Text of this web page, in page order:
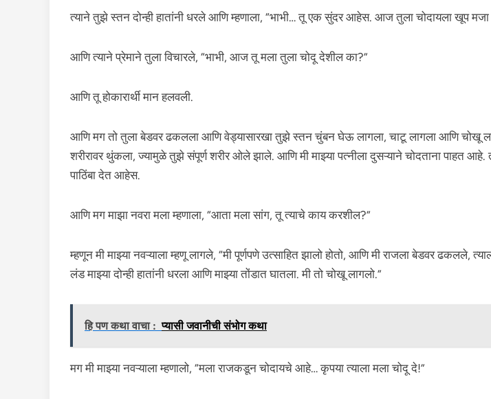
त्याने तुझे स्तन दोन्ही हातांनी धरले आणि म्हणाला, “भाभी… तू एक सुंदर आहेस. आज तुला चोदायला खूप
आणि त्याने प्रेमाने तुला विचारले, “भाभी, आज तू मला तुला चोदू देशील का?”
आणि तू होकारार्थी मान हलवली.
आणि मग तो तुला बेडवर ढकलला आणि वेड्यासारखा तुझे स्तन चुंबन घेऊ लागला, चाटू लागला आणि चोखू
शरीरावर थुंकला, ज्यामुळे तुझे संपूर्ण शरीर ओले झाले. आणि मी माझ्या पत्नीला दुसऱ्याने चोदताना पाहत आहे.
पाठिंबा देत आहेस.
आणि मग माझा नवरा मला म्हणाला, “आता मला सांग, तू त्याचे काय करशील?”
म्हणून मी माझ्या नवऱ्याला म्हणू लागले, “मी पूर्णपणे उत्साहित झालो होतो, आणि मी राजला बेडवर ढकलले,
लंड माझ्या दोन्ही हातांनी धरला आणि माझ्या तोंडात घातला. मी तो चोखू लागलो.”
हि पण कथा वाचा : प्यासी जवानीची संभोग कथा
मग मी माझ्या नवऱ्याला म्हणालो, “मला राजकडून चोदायचे आहे… कृपया त्याला मला चोदू दे!”